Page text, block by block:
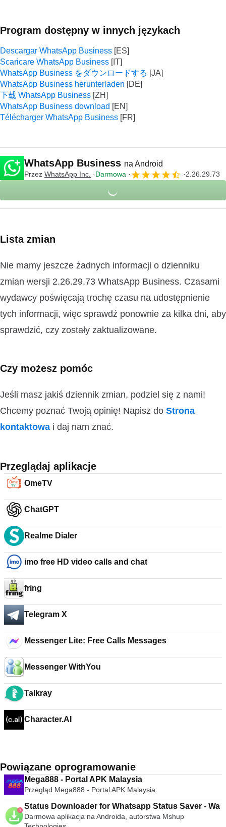
Program dostępny w innych językach
Descargar WhatsApp Business
Scaricare WhatsApp Business
WhatsApp Business をダウンロードする
WhatsApp Business herunterladen
下载 WhatsApp Business
WhatsApp Business download
Télécharger WhatsApp Business
WhatsApp Business na Android
Przez WhatsApp Inc. Darmowa 2.26.29.73
Lista zmian
Nie mamy jeszcze żadnych informacji o dzienniku
zmian wersji 2.26.29.73 WhatsApp Business. Czasami
wydawcy poświęcają trochę czasu na udostępnienie
tych informacji, więc sprawdź ponownie za kilka dni, aby
sprawdzić, czy zostały zaktualizowane.
Czy możesz pomóc
Jeśli masz jakiś dziennik zmian, podziel się z nami!
Chcemy poznać Twoją opinię! Napisz do Strona
kontaktowa i daj nam znać.
Przeglądaj aplikacje
OmeTV
ChatGPT
Realme Dialer
imo free HD video calls and chat
fring
Telegram X
Messenger Lite: Free Calls Messages
Messenger WithYou
Talkray
Character.AI
Powiązane oprogramowanie
Mega888 - Portal APK Malaysia
Przegląd Mega888 - Portal APK Malaysia
Status Downloader for Whatsapp Status Saver - Wa
Darmowa aplikacja na Androida, autorstwa Mshup